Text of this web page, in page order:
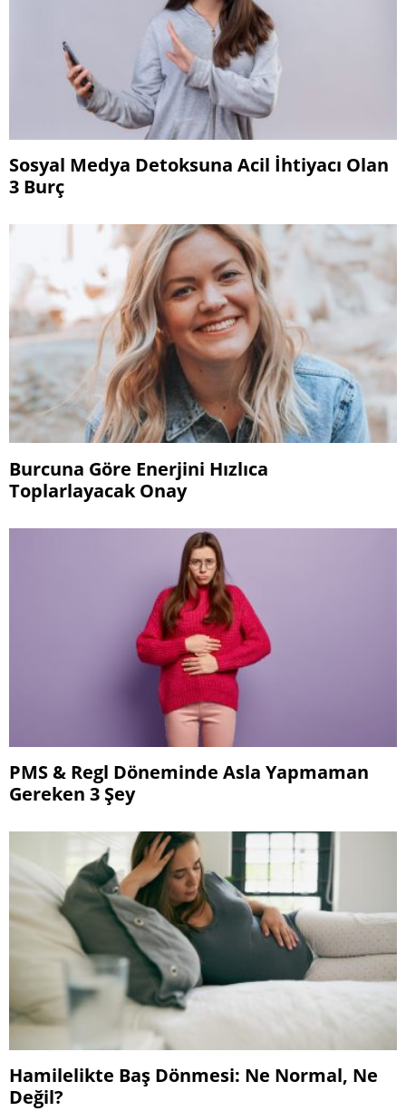
Sosyal Medya Detoksuna Acil İhtiyacı Olan
3 Burç
Burcuna Göre Enerjini Hızlıca
Toplarlayacak Onay
PMS & Regl Döneminde Asla Yapmaman
Gereken 3 Şey
Hamilelikte Baş Dönmesi: Ne Normal, Ne
Değil?